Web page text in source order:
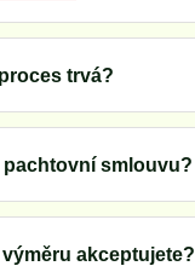
trvá?
pachtovní smlouvu?
akceptujete?